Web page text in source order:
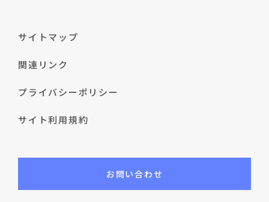
サイトマップ
関連リンク
プライバシーポリシー
サイト利用規約
お問い合わせ